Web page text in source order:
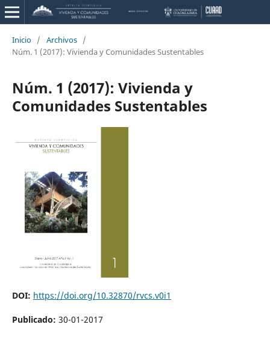
Inicio / Archivos /
Núm. 1 (2017): Vivienda y Comunidades Sustentables
Núm. 1 (2017): Vivienda y
Comunidades Sustentables
DOI: https://doi.org/10.32870/rvcs.v0i1
Publicado: 30-01-2017